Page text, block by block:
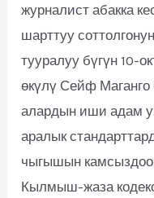
журналист абакка
шарттуу
тууралуу бүгүн 10-
өкүлү Сейф
алардын иши адам
аралык
чыгышын
Кылмыш-жаза